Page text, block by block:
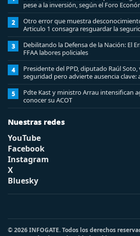
pese a la inversión, según el Foro
2
Otro error que muestra
Articulo 1 consagra resguardar la
a los ciudadanos
3
Debilitando la Defensa de la Nación: El
FFAA labores policiales
4
Presidente del PPD, diputado Raúl
seguridad pero advierte ausencia clave:
bancario
5
Pdte Kast y ministro Arrau intensifican
conocer su ACOT
Nuestras redes
YouTube
Facebook
Instagram
X
Bluesky
© 2026 INFOGATE. Todos los derechos